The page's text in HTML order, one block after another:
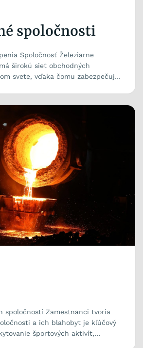
spoločnosti
Spoločnosť Železiarne
širokú sieť obchodných
svete, vďaka čomu zabezpečuje
spoločností Zamestnanci tvoria
a ich blahobyt je kľúčový
športových aktivít,